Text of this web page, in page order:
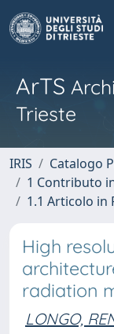
ArTS
Trieste
IRIS
Catalogo
1 Contributo
1.1 Articolo in
High
radiation
LONGO,